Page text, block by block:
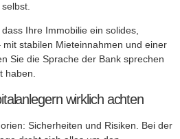
Ihre Immobilie ein solides,
stabilen Mieteinnahmen und einer
Sie die Sprache der Bank sprechen
haben.
wirklich achten
Sicherheiten und Risiken. Bei der